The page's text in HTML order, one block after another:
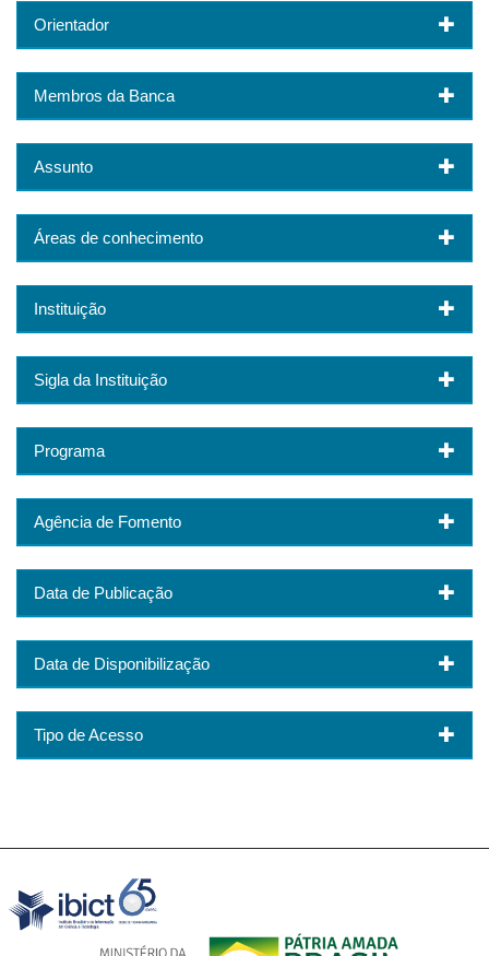
Orientador
Membros da Banca
Assunto
Áreas de conhecimento
Instituição
Sigla da Instituição
Programa
Agência de Fomento
Data de Publicação
Data de Disponibilização
Tipo de Acesso